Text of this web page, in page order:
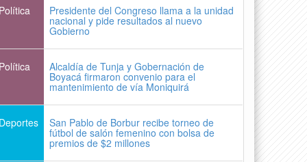
Presidente del Congreso llama a la unidad
nacional y pide resultados al nuevo
Gobierno
Alcaldía de Tunja y Gobernación de
Boyacá firmaron convenio para el
mantenimiento de vía Moniquirá
San Pablo de Borbur recibe torneo de
fútbol de salón femenino con bolsa de
premios de $2 millones